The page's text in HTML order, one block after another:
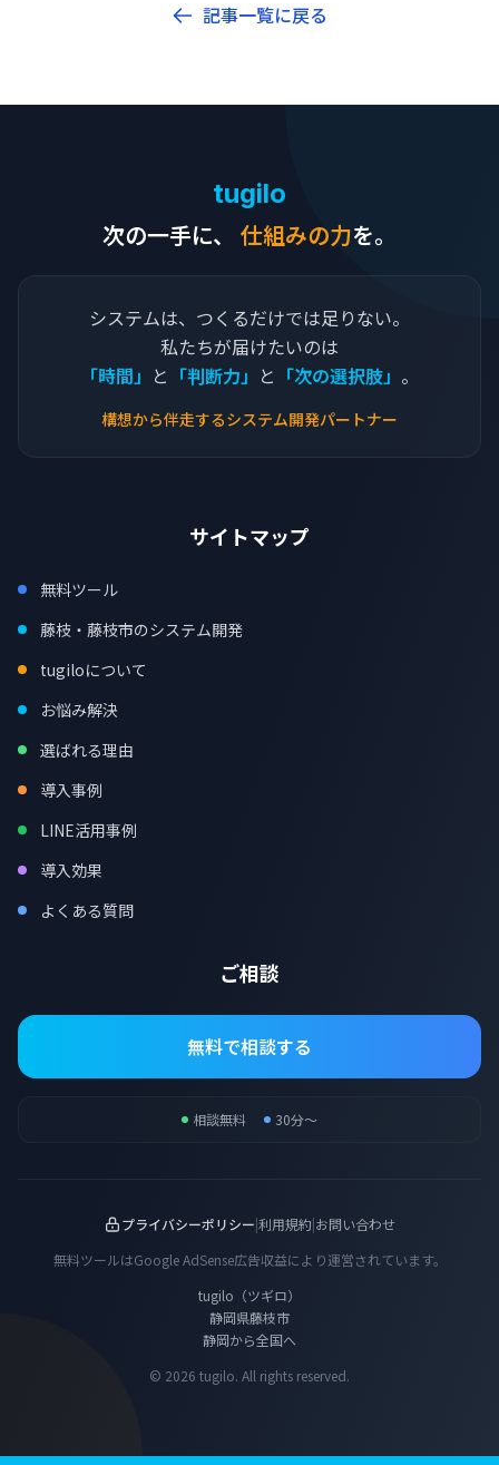
記事一覧に戻る
tugilo
次の一手に、
仕組みの力を。
システムは、つくるだけでは足りない。
私たちが届けたいのは
「時間」 と 「判断力」 と 「次の選択肢」 。
構想から伴走するシステム開発パートナー
サイトマップ
無料ツール
藤枝・藤枝市のシステム開発
tugiloについて
お悩み解決
選ばれる理由
導入事例
LINE活用事例
導入効果
よくある質問
ご相談
無料で相談する
相談無料 30分〜
プライバシーポリシー|利用規約|お問い合わせ
無料ツールはGoogle AdSense広告収益により運営されています。
tugilo（ツギロ）
静岡県藤枝市
静岡から全国へ
© 2026 tugilo. All rights reserved.